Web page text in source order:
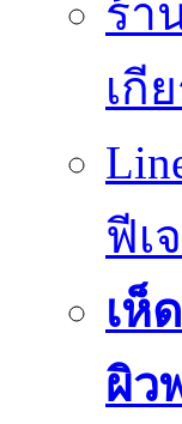
ร้า
เกี
ฟีเ
เห็
ผิว